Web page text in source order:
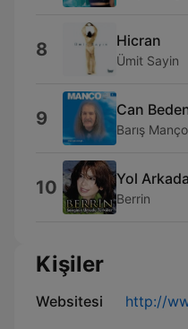
8 Hicran
Ümit Sayin
9 Can
Barış Manço
10 Yol
Berrin
Kişiler
Websitesi http://